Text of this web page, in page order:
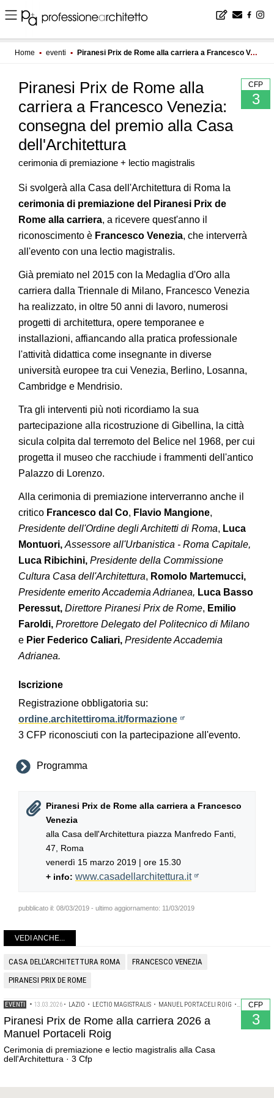
Home ▪ eventi ▪ Piranesi Prix de Rome alla carriera a Francesco Venezia: consegna del premio alla Casa dell'Architettura
CFP
3
Piranesi Prix de Rome alla
carriera a Francesco Venezia:
consegna del premio alla Casa
dell'Architettura
cerimonia di premiazione + lectio magistralis
Si svolgerà alla Casa dell'Architettura di Roma la
cerimonia di premiazione del Piranesi Prix de
Rome alla carriera, a ricevere quest'anno il
riconoscimento è Francesco Venezia, che interverrà
all'evento con una lectio magistralis.
Già premiato nel 2015 con la Medaglia d'Oro alla
carriera dalla Triennale di Milano, Francesco Venezia
ha realizzato, in oltre 50 anni di lavoro, numerosi
progetti di architettura, opere temporanee e
installazioni, affiancando alla pratica professionale
l'attività didattica come insegnante in diverse
università europee tra cui Venezia, Berlino, Losanna,
Cambridge e Mendrisio.
Tra gli interventi più noti ricordiamo la sua
partecipazione alla ricostruzione di Gibellina, la città
sicula colpita dal terremoto del Belice nel 1968, per cui
progetta il museo che racchiude i frammenti dell'antico
Palazzo di Lorenzo.
Alla cerimonia di premiazione interverranno anche il
critico Francesco dal Co, Flavio Mangione,
Presidente dell'Ordine degli Architetti di Roma, Luca
Montuori, Assessore all'Urbanistica - Roma Capitale,
Luca Ribichini, Presidente della Commissione
Cultura Casa dell'Architettura, Romolo Martemucci,
Presidente emerito Accademia Adrianea, Luca Basso
Peressut, Direttore Piranesi Prix de Rome, Emilio
Faroldi, Prorettore Delegato del Politecnico di Milano
e Pier Federico Caliari, Presidente Accademia
Adrianea.
Iscrizione
Registrazione obbligatoria su:
ordine.architettiroma.it/formazione
3 CFP riconosciuti con la partecipazione all'evento.
Programma
Piranesi Prix de Rome alla carriera a Francesco
Venezia
alla Casa dell'Architettura piazza Manfredo Fanti,
47, Roma
venerdì 15 marzo 2019 | ore 15.30
+ info: www.casadellarchitettura.it
pubblicato il: 08/03/2019 - ultimo aggiornamento: 11/03/2019
VEDI ANCHE...
CASA DELL'ARCHITETTURA ROMA
FRANCESCO VENEZIA
PIRANESI PRIX DE ROME
CFP
3
EVENTI • 13.03.2026 • LAZIO • LECTIO MAGISTRALIS • MANUEL PORTACELI ROIG • PIRANESI
Piranesi Prix de Rome alla carriera 2026 a
Manuel Portaceli Roig
Cerimonia di premiazione e lectio magistralis alla Casa
dell'Architettura · 3 Cfp